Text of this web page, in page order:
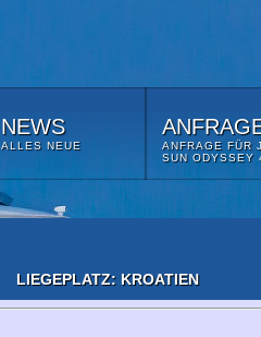
NEWS
ALLES NEUE
ANFRAGE FÜR
SUN ODYSSEY
LIEGEPLATZ: KROATIEN